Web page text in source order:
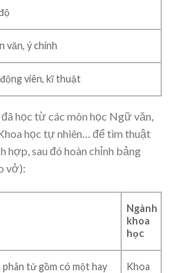
văn, ý chính
viên, kĩ thuật
học từ các môn học Ngữ văn,
học tự nhiên… để tìm thuật
hợp, sau đó hoàn chỉnh bảng
vở):
Ngành
khoa
học
tử gồm có một hay
Khoa